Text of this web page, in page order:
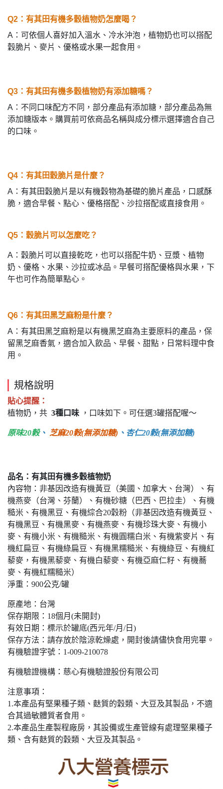
Q2：有其田有機多穀植物奶怎麼喝？
A：可依個人喜好加入溫水、冷水沖泡，植物奶也可以搭配
穀脆片、麥片、優格或水果一起食用。
Q3：有其田有機多穀植物奶有添加糖嗎？
A：不同口味配方不同，部分產品有添加糖，部分產品為無
添加糖版本。購買前可依商品名稱與成分標示選擇適合自己
的口味。
Q4：有其田穀脆片是什麼？
A：有其田穀脆片是以有機穀物為基礎的脆片產品，口感酥
脆，適合早餐、點心、優格搭配、沙拉搭配或直接食用。
Q5：穀脆片可以怎麼吃？
A：穀脆片可以直接乾吃，也可以搭配牛奶、豆漿、植物
奶、優格、水果、沙拉或冰品。早餐可搭配優格與水果，下
午也可作為簡單點心。
Q6：有其田黑芝麻粉是什麼？
A：有其田黑芝麻粉是以有機黑芝麻為主要原料的產品，保
留黑芝麻香氣，適合加入飲品、早餐、甜點，日常料理中食
用。
規格說明
貼心提醒：
植物奶，共 3種口味 ，口味如下。可任選3罐搭配喔～
原味20榖、 芝麻20榖(無添加糖) 、杏仁20榖(無添加糖)
品名：有其田有機多穀植物奶
內容物：非基因改造有機黃豆（美國、加拿大、台灣）、有
機燕麥（台灣、芬蘭）、有機砂糖（巴西、巴拉圭）、有機
糙米、有機黑豆、有機綜合20穀粉（非基因改造有機黃豆、
有機黑豆、有機黑麥、有機燕麥、有機珍珠大麥、有機小
麥、有機小米、有機糙米、有機圓糯白米、有機紫麥片、有
機紅扁豆、有機綠扁豆、有機黑糯糙米、有機綠豆、有機紅
藜麥，有機黑藜麥、有機白藜麥、有機亞麻仁籽、有機蕎
麥、有機紅糯糙米）
淨重：900公克/罐
原產地：台灣
保存期限：18個月(未開封)
有效日期：標示於罐底(西元年/月/日)
保存方法：請存放於陰涼乾燥處，開封後請儘快食用完畢。
有機驗證字號：1-009-210078
有機驗證機構：慈心有機驗證股份有限公司
注意事項：
1.本產品有堅果種子類、麩質的穀類、大豆及其製品，不適
合其過敏體質者食用。
2.本產品生產製程廠房，其設備或生產管線有處理堅果種子
類、含有麩質的穀類、大豆及其製品。